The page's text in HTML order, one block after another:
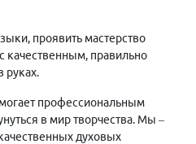
проявить мастерство
качественным, правильно
руках.
профессиональным
в мир творчества. Мы –
духовых